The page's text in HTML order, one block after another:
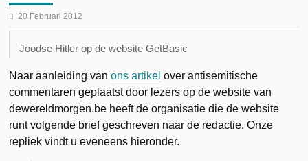
20 Februari 2012
Joodse Hitler op de website GetBasic
Naar aanleiding vanons artikel over antisemitische
commentaren geplaatst door lezers op de website van
dewereldmorgen.be heeft de organisatie die de website
runt volgende brief geschreven naar de redactie. Onze
repliek vindt u eveneens hieronder.